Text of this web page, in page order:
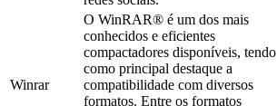
Winrar
O WinRAR® é um dos mais
conhecidos e eficientes
compactadores disponíveis, tendo
como principal destaque a
compatibilidade com diversos
formatos. Entre os formatos